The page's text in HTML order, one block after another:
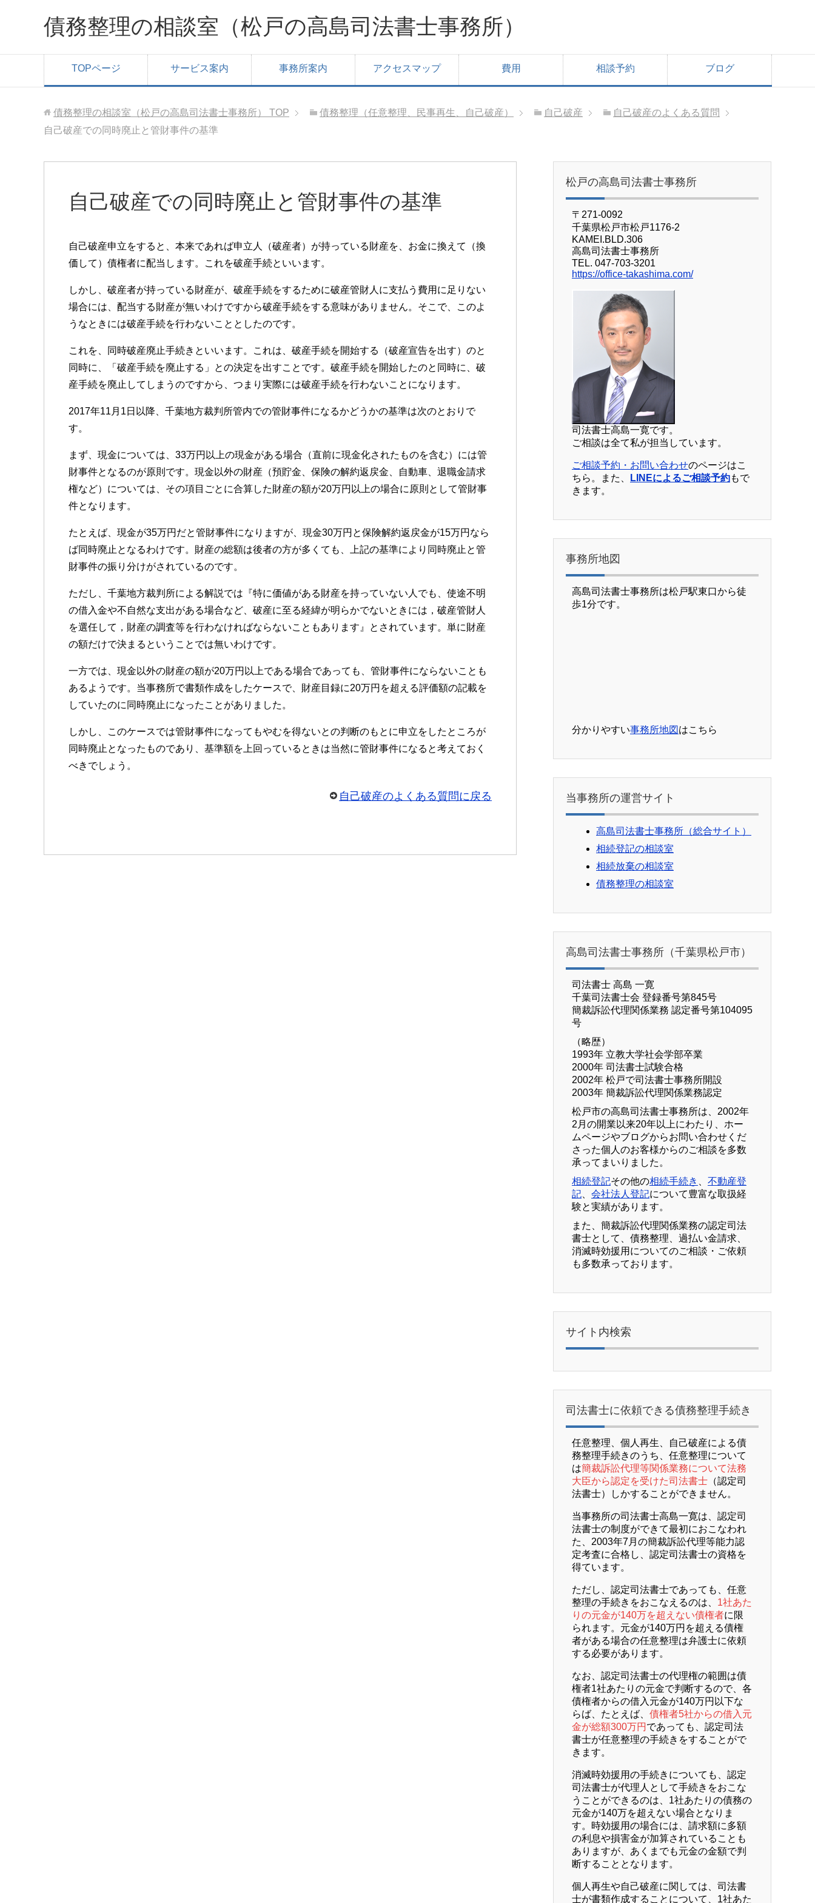
債務整理の相談室（松戸の高島司法書士事務所）
TOPページ サービス案内 事務所案内 アクセスマップ 費用 相談予約 ブログ
債務整理の相談室（松戸の高島司法書士事務所） TOP 債務整理（任意整理、民事再生、自己破産） 自己破産
自己破産のよくある質問
自己破産での同時廃止と管財事件の基準
自己破産での同時廃止と管財事件の基準
自己破産申立をすると、本来であれば申立人（破産者）が持っている財産を、お金に換えて（換
価して）債権者に配当します。これを破産手続といいます。
しかし、破産者が持っている財産が、破産手続をするために破産管財人に支払う費用に足りない
場合には、配当する財産が無いわけですから破産手続をする意味がありません。そこで、このよ
うなときには破産手続を行わないこととしたのです。
これを、同時破産廃止手続きといいます。これは、破産手続を開始する（破産宣告を出す）のと
同時に、「破産手続を廃止する」との決定を出すことです。破産手続を開始したのと同時に、破
産手続を廃止してしまうのですから、つまり実際には破産手続を行わないことになります。
2017年11月1日以降、千葉地方裁判所管内での管財事件になるかどうかの基準は次のとおりで
す。
まず、現金については、33万円以上の現金がある場合（直前に現金化されたものを含む）には管
財事件となるのが原則です。現金以外の財産（預貯金、保険の解約返戻金、自動車、退職金請求
権など）については、その項目ごとに合算した財産の額が20万円以上の場合に原則として管財事
件となります。
たとえば、現金が35万円だと管財事件になりますが、現金30万円と保険解約返戻金が15万円なら
ば同時廃止となるわけです。財産の総額は後者の方が多くても、上記の基準により同時廃止と管
財事件の振り分けがされているのです。
ただし、千葉地方裁判所による解説では『特に価値がある財産を持っていない人でも、使途不明
の借入金や不自然な支出がある場合など、破産に至る経緯が明らかでないときには，破産管財人
を選任して，財産の調査等を行わなければならないこともあります』とされています。単に財産
の額だけで決まるということでは無いわけです。
一方では、現金以外の財産の額が20万円以上である場合であっても、管財事件にならないことも
あるようです。当事務所で書類作成をしたケースで、財産目録に20万円を超える評価額の記載を
していたのに同時廃止になったことがありました。
しかし、このケースでは管財事件になってもやむを得ないとの判断のもとに申立をしたところが
同時廃止となったものであり、基準額を上回っているときは当然に管財事件になると考えておく
べきでしょう。
自己破産のよくある質問に戻る
松戸の高島司法書士事務所
〒271-0092
千葉県松戸市松戸1176-2
KAMEI.BLD.306
高島司法書士事務所
TEL. 047-703-3201
https://office-takashima.com/
司法書士高島一寛です。
ご相談は全て私が担当しています。
ご相談予約・お問い合わせのページはこ
ちら。また、
LINEによるご相談予約もで
きます。
事務所地図
高島司法書士事務所は松戸駅東口から徒
歩1分です。
分かりやすい事務所地図 はこちら
当事務所の運営サイト
高島司法書士事務所（総合サイト）
相続登記の相談室
相続放棄の相談室
債務整理の相談室
高島司法書士事務所（千葉県松戸市）
司法書士 高島 一寛
千葉司法書士会 登録番号第845号
簡裁訴訟代理関係業務 認定番号第104095
号
（略歴）
1993年 立教大学社会学部卒業
2000年 司法書士試験合格
2002年 松戸で司法書士事務所開設
2003年 簡裁訴訟代理関係業務認定
松戸市の高島司法書士事務所は、2002年
2月の開業以来20年以上にわたり、ホー
ムページやブログからお問い合わせくだ
さった個人のお客様からのご相談を多数
承ってまいりました。
相続登記その他の相続手続き
不動産登
記
会社法人登記について豊富な取扱経
験と実績があります。
また、簡裁訴訟代理関係業務の認定司法
書士として、債務整理、過払い金請求、
消滅時効援用についてのご相談・ご依頼
も多数承っております。
サイト内検索
司法書士に依頼できる債務整理手続き
任意整理、個人再生、自己破産による債
務整理手続きのうち、任意整理について
は簡裁訴訟代理等関係業務について法務
大臣から認定を受けた司法書士 （認定司
法書士）しかすることができません。
当事務所の司法書士高島一寛は、認定司
法書士の制度ができて最初におこなわれ
た、2003年7月の簡裁訴訟代理等能力認
定考査に合格し、認定司法書士の資格を
得ています。
ただし、認定司法書士であっても、任意
整理の手続きをおこなえるのは、 1社あた
りの元金が140万を超えない債権者に限
られます。元金が140万円を超える債権
者がある場合の任意整理は弁護士に依頼
する必要があります。
なお、認定司法書士の代理権の範囲は債
権者1社あたりの元金で判断するので、各
債権者からの借入元金が140万円以下な
らば、たとえば、 債権者5社からの借入元
金が総額300万円 であっても、認定司法
書士が任意整理の手続きをすることがで
きます。
消滅時効援用の手続きについても、認定
司法書士が代理人として手続きをおこな
うことができるのは、1社あたりの債務の
元金が140万を超えない場合となりま
す。時効援用の場合には、請求額に多額
の利息や損害金が加算されていることも
ありますが、あくまでも元金の金額で判
断することとなります。
個人再生や自己破産に関しては、司法書
士が書類作成することについて、1社あた